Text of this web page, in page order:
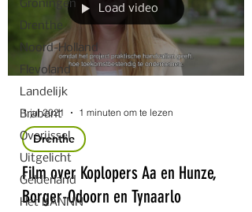
Groningen
Drenthe
Noord-Holland
Flevoland
Landelijk
Brabant
Overijssel
Uitgelicht
Gelderland
Het KANNN
Load video
1 jul 2021 1 minuten om te lezen
Drenthe
Film over Koplopers Aa en Hunze,
Borger-Odoorn en Tynaarlo